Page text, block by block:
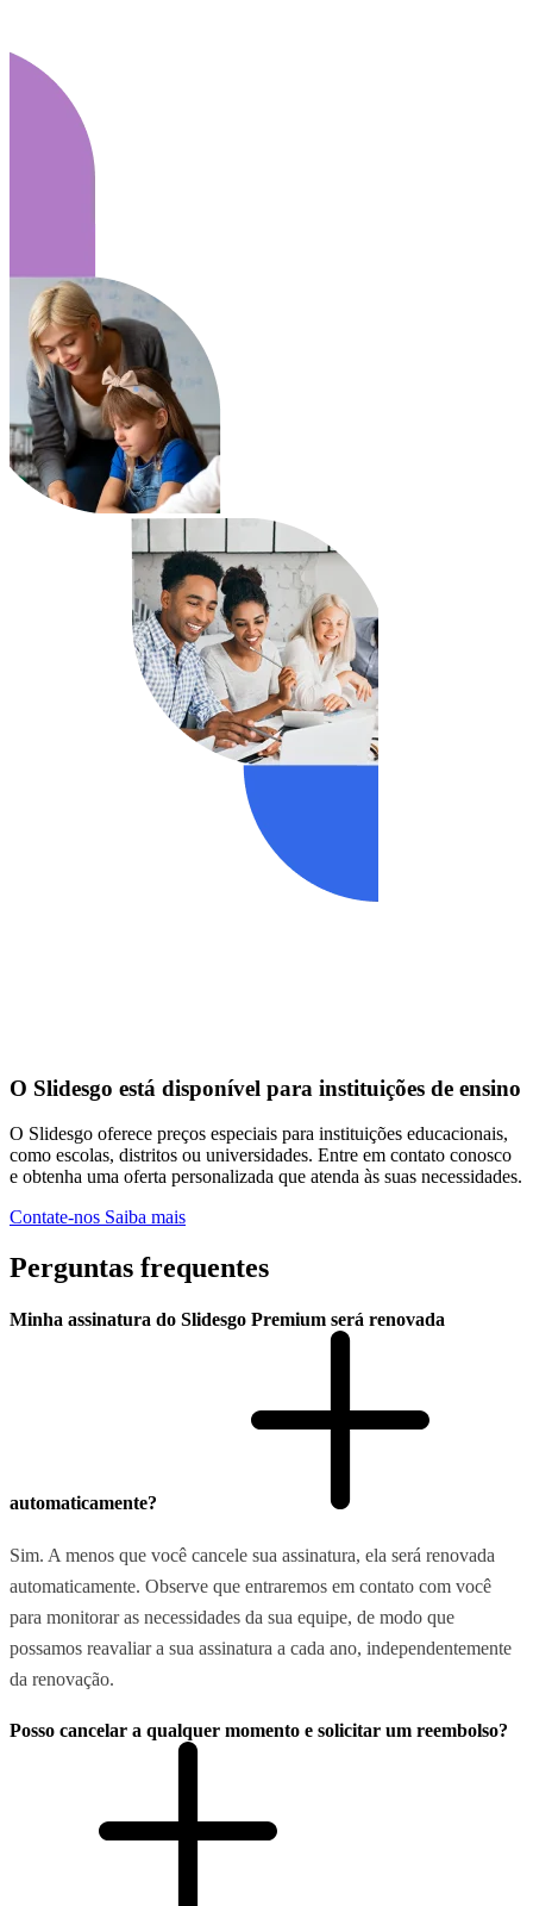
O Slidesgo está disponível para instituições de ensino
O Slidesgo oferece preços especiais para instituições educacionais,
como escolas, distritos ou universidades. Entre em contato conosco
e obtenha uma oferta personalizada que atenda às suas necessidades.
Contate-nos Saiba mais
Perguntas frequentes
Minha assinatura do Slidesgo Premium será renovada
automaticamente?
Sim. A menos que você cancele sua assinatura, ela será renovada
automaticamente. Observe que entraremos em contato com você
para monitorar as necessidades da sua equipe, de modo que
possamos reavaliar a sua assinatura a cada ano, independentemente
da renovação.
Posso cancelar a qualquer momento e solicitar um reembolso?